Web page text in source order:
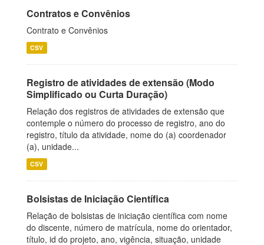
Contratos e Convênios
Contrato e Convênios
CSV
Registro de atividades de extensão (Modo
Simplificado ou Curta Duração)
Relação dos registros de atividades de extensão que
contemple o número do processo de registro, ano do
registro, título da atividade, nome do (a) coordenador
(a), unidade...
CSV
Bolsistas de Iniciação Científica
Relação de bolsistas de iniciação científica com nome
do discente, número de matrícula, nome do orientador,
título, id do projeto, ano, vigência, situação, unidade